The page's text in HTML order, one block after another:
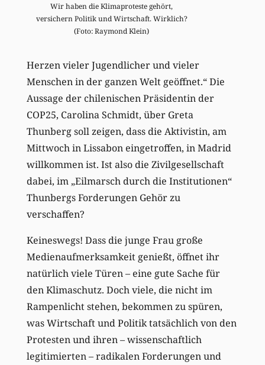
Wir haben die Klimaproteste gehört,
versichern Politik und Wirtschaft. Wirklich?
(Foto: Raymond Klein)
Herzen vieler Jugendlicher und vieler
Menschen in der ganzen Welt geöffnet.“ Die
Aussage der chilenischen Präsidentin der
COP25, Carolina Schmidt, über Greta
Thunberg soll zeigen, dass die Aktivistin, am
Mittwoch in Lissabon eingetroffen, in Madrid
willkommen ist. Ist also die Zivilgesellschaft
dabei, im „Eilmarsch durch die Institutionen“
Thunbergs Forderungen Gehör zu
verschaffen?
Keineswegs! Dass die junge Frau große
Medienaufmerksamkeit genießt, öffnet ihr
natürlich viele Türen – eine gute Sache für
den Klimaschutz. Doch viele, die nicht im
Rampenlicht stehen, bekommen zu spüren,
was Wirtschaft und Politik tatsächlich von den
Protesten und ihren – wissenschaftlich
legitimierten – radikalen Forderungen und